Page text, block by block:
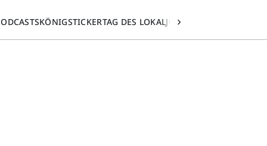
KÖNIGSTICKERTAG DES LOKALJOURNALISMUS